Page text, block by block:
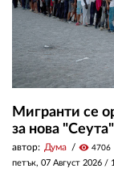
Мигранти се
за нова "Сеута"
автор: Дума visibility 4706
петък, 07 Август 2026 /